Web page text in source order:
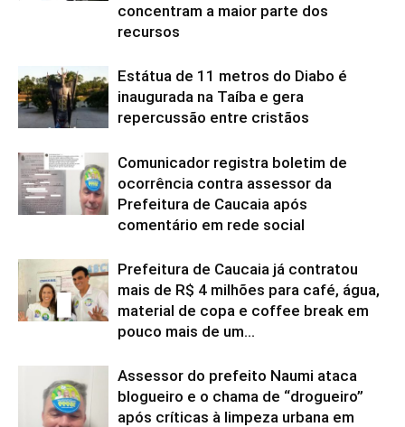
concentram a maior parte dos
recursos
Estátua de 11 metros do Diabo é
inaugurada na Taíba e gera
repercussão entre cristãos
Comunicador registra boletim de
ocorrência contra assessor da
Prefeitura de Caucaia após
comentário em rede social
Prefeitura de Caucaia já contratou
mais de R$ 4 milhões para café, água,
material de copa e coffee break em
pouco mais de um...
Assessor do prefeito Naumi ataca
blogueiro e o chama de “drogueiro”
após críticas à limpeza urbana em